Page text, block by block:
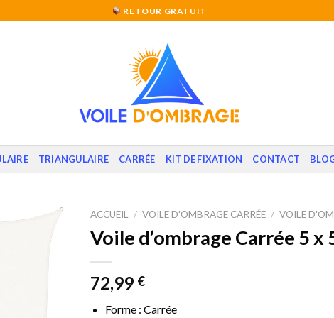
RETOUR GRATUIT
TRIANGULAIRE CARRÉE KIT DE FIXATION CONTACT
ACCUEIL / VOILE D'OMBRAGE CARRÉE / VOILE
Voile d’ombrage Carrée 5 x
72,99 €
Forme : Carrée